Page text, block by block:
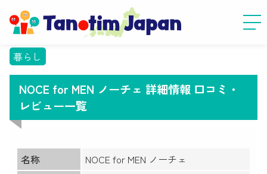
暮らし
NOCE for MEN ノーチェ 詳細情報 口コミ・
レビュー一覧
名称
NOCE for MEN ノーチェ